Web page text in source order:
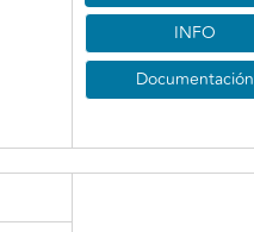
INFO
Documentación